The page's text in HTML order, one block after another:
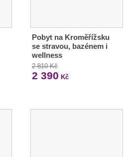
Pobyt na Kroměřížsku
se stravou, bazénem i
wellness
2 810 Kč
2 390 Kč